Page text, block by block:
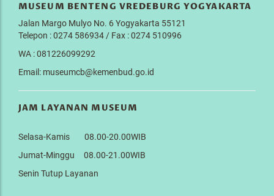
MUSEUM BENTENG VREDEBURG YOGYAKARTA
Jalan Margo Mulyo No. 6 Yogyakarta 55121
Telepon : 0274 586934 / Fax : 0274 510996
WA : 081226099292
Email: museumcb@kemenbud.go.id
JAM LAYANAN MUSEUM
Selasa-Kamis 08.00-20.00WIB
Jumat-Minggu 08.00-21.00WIB
Senin Tutup Layanan